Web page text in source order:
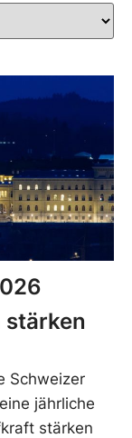
Schweizer
jährliche
stärken